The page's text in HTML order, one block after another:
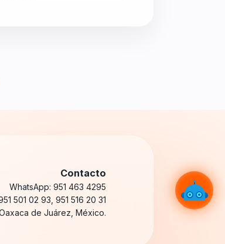
Contacto
WhatsApp: 951 463 4295
501 02 93, 951 516 20 31
de Juárez, México.